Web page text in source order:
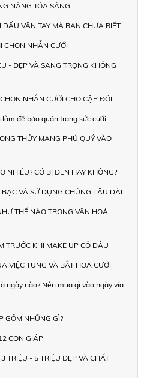
NÀNG TỎA SÁNG
VÂN TAY MÀ BẠN CHƯA BIẾT
CHỌN NHẪN CƯỚI
- ĐẸP VÀ SANG TRỌNG KHÔNG
NHẪN CƯỚI CHO CẶP ĐÔI
để bảo quản trang sức cưới
THỦY MANG PHÚ QUÝ VÀO
NHIÊU? CÓ BỊ ĐEN HAY KHÔNG?
VÀ SỬ DỤNG CHÚNG LÂU DÀI
THẾ NÀO TRONG VĂN HOÁ
TRƯỚC KHI MAKE UP CÔ DÂU
VIỆC TUNG VÀ BẮT HOA CƯỚI
ngày nào? Nên mua gì vào ngày vía
GỒM NHŨNG GÌ?
CON GIÁP
TRIỆU - 5 TRIỆU ĐẸP VÀ CHẤT